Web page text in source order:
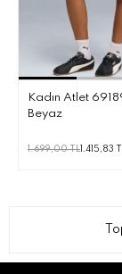
Kadın Atlet
Beyaz
1.699,00 TL 1.415,83